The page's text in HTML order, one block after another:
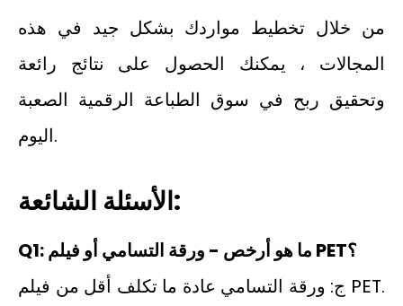
من خلال تخطيط مواردك بشكل جيد في هذه
المجالات ، يمكنك الحصول على نتائج رائعة
وتحقيق ربح في سوق الطباعة الرقمية الصعبة
اليوم.
الأسئلة الشائعة:
Q1: ما هو أرخص - ورقة التسامي أو فيلم PET؟
ج: ورقة التسامي عادة ما تكلف أقل من فيلم PET.